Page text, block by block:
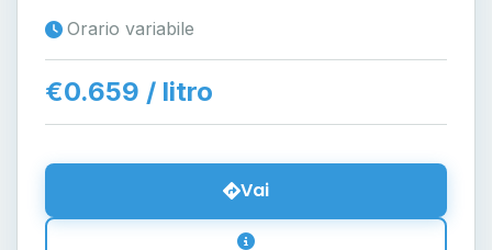
Orario variabile
€0.659 / litro
Vai